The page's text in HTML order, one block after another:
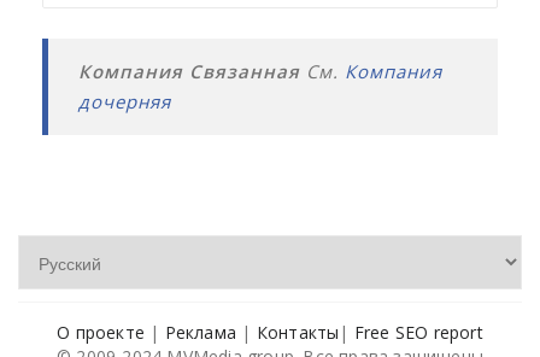
Компания Связанная См. Компания
дочерняя
О проекте | Реклама | Контакты | Free SEO report